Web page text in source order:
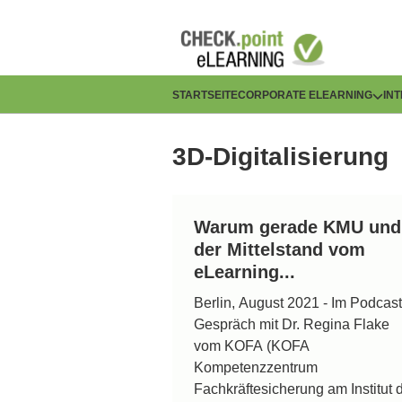
H
u
STARTSEITECORPORATE ELEARNING
3D-Digitalisierung
Warum gerade KMU und
der Mittelstand vom
eLearning...
Berlin, August 2021 - Im Podcast
Gespräch mit Dr. Regina Flake
vom KOFA (KOFA
Kompetenzzentrum
Fachkräftesicherung am Institut